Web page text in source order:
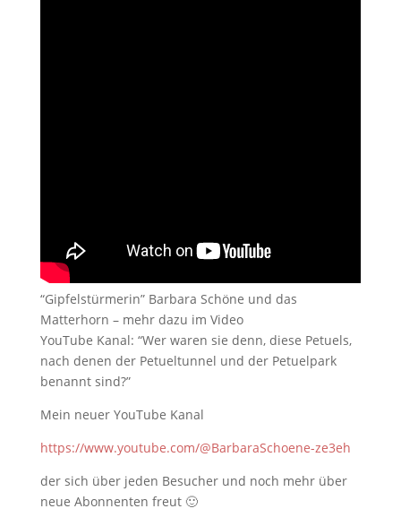
“Gipfelstürmerin” Barbara Schöne und das
Matterhorn – mehr dazu im Video
YouTube Kanal: “Wer waren sie denn, diese Petuels,
nach denen der Petueltunnel und der Petuelpark
benannt sind?”
Mein neuer YouTube Kanal
https://www.youtube.com/@BarbaraSchoene-ze3eh
der sich über jeden Besucher und noch mehr über
neue Abonnenten freut 🙂